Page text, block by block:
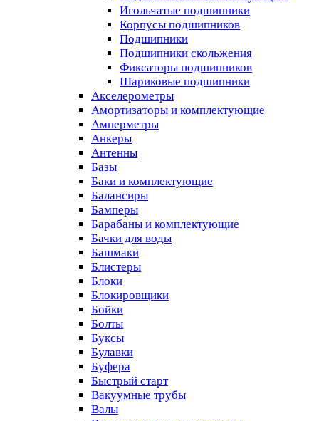
Игольчатые подшипники
Корпусы подшипников
Подшипники
Подшипники скольжения
Фиксаторы подшипников
Шариковые подшипники
Акселерометры
Амортизаторы и комплектующие
Амперметры
Анкеры
Антенны
Базы
Баки и комплектующие
Балансиры
Бамперы
Барабаны и комплектующие
Бачки для воды
Башмаки
Блистеры
Блоки
Блокировщики
Бойки
Болты
Буксы
Булавки
Буфера
Быстрый старт
Вакуумные трубы
Валы